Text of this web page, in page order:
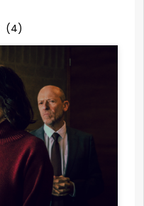
(4)